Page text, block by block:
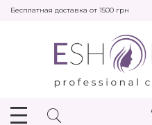
Бесплатная доставка от 1500 грн